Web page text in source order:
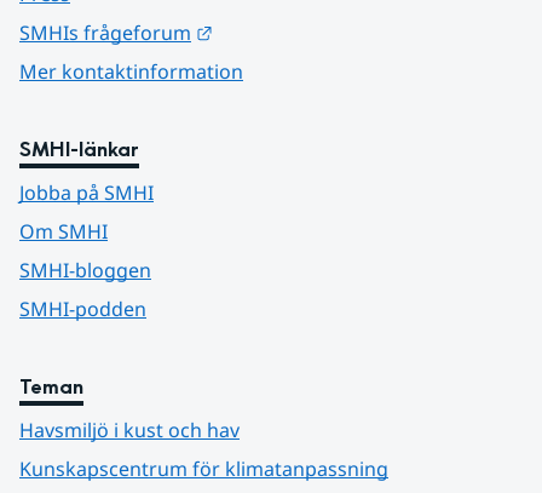
SMHIs frågeforum
Mer kontaktinformation
SMHI-länkar
Jobba på SMHI
Om SMHI
SMHI-bloggen
SMHI-podden
Teman
Havsmiljö i kust och hav
Kunskapscentrum för klimatanpassning